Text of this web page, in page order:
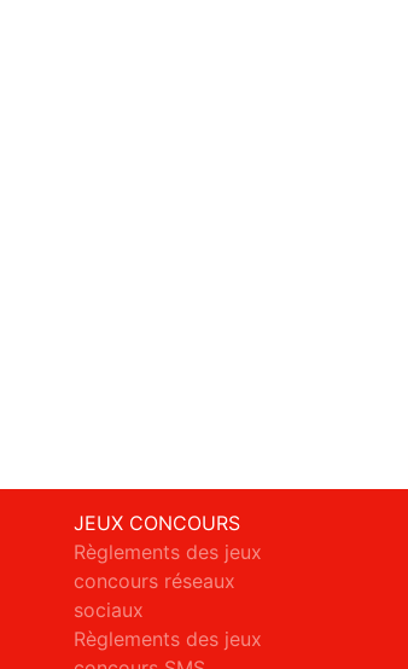
JEUX CONCOURS
Règlements des jeux
concours réseaux
sociaux
Règlements des jeux